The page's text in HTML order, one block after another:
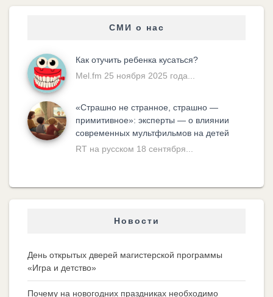
СМИ о нас
Как отучить ребенка кусаться?
Mel.fm 25 ноября 2025 года...
«Cтрашно не странное, страшно —
примитивное»: эксперты — о влиянии
современных мультфильмов на детей
RT на русском 18 сентября...
Новости
День открытых дверей магистерской программы
«Игра и детство»
Почему на новогодних праздниках необходимо